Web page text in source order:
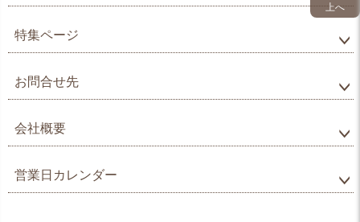
上へ
特集ページ
お問合せ先
会社概要
営業日カレンダー